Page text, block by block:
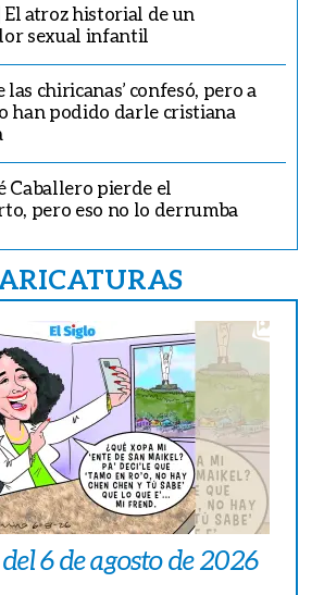
atroz historial de un
sexual infantil
las chiricanas’ confesó, pero a
han podido darle cristiana
Caballero pierde el
pero eso no lo derrumba
6 de agosto de 2026